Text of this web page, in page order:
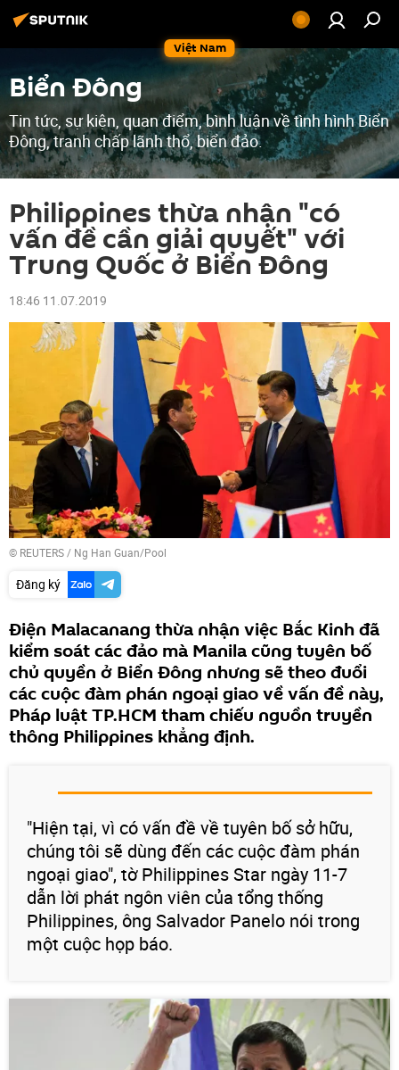
Việt Nam
Biển Đông
Tin tức, sự kiện, quan điểm, bình luận về tình hình Biển
Đông, tranh chấp lãnh thổ, biển đảo.
Philippines thừa nhận "có
vấn đề cần giải quyết" với
Trung Quốc ở Biển Đông
18:46 11.07.2019
© REUTERS/ Ng Han Guan/Pool
Đăng ký
Điện Malacanang thừa nhận việc Bắc Kinh đã
kiểm soát các đảo mà Manila cũng tuyên bố
chủ quyền ở Biển Đông nhưng sẽ theo đuổi
các cuộc đàm phán ngoại giao về vấn đề này,
Pháp luật TP.HCM tham chiếu nguồn truyền
thông Philippines khẳng định.
"Hiện tại, vì có vấn đề về tuyên bố sở hữu,
chúng tôi sẽ dùng đến các cuộc đàm phán
ngoại giao", tờ Philippines Star ngày 11-7
dẫn lời phát ngôn viên của tổng thống
Philippines, ông Salvador Panelo nói trong
một cuộc họp báo.